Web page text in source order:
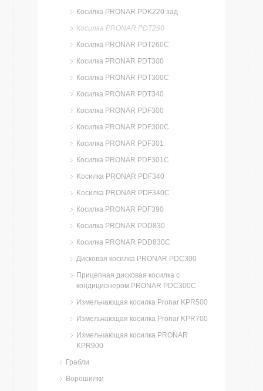
Косилка PRONAR PDK220 зад
Косилка PRONAR PDT260
Косилка PRONAR PDT260C
Косилка PRONAR PDT300
Косилка PRONAR PDT300C
Косилка PRONAR PDT340
Косилка PRONAR PDF300
Косилка PRONAR PDF300C
Косилка PRONAR PDF301
Косилка PRONAR PDF301C
Kосилка PRONAR PDF340
Kосилка PRONAR PDF340C
Косилка PRONAR PDF390
Косилка PRONAR PDD830
Косилка PRONAR PDD830C
Дисковая косилка PRONAR PDC300
Прицепная дисковая косилка с
кондиционером PRONAR PDC300C
Измельчающая косилка Pronar KPR500
Измельчающая косилка Pronar KPR700
Измельчающая косилка PRONAR
KPR900
Грабли
Ворошилки